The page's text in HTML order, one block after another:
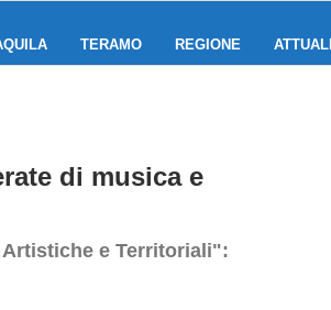
TERAMO REGIONE
di musica e
Artistiche e Territoriali":